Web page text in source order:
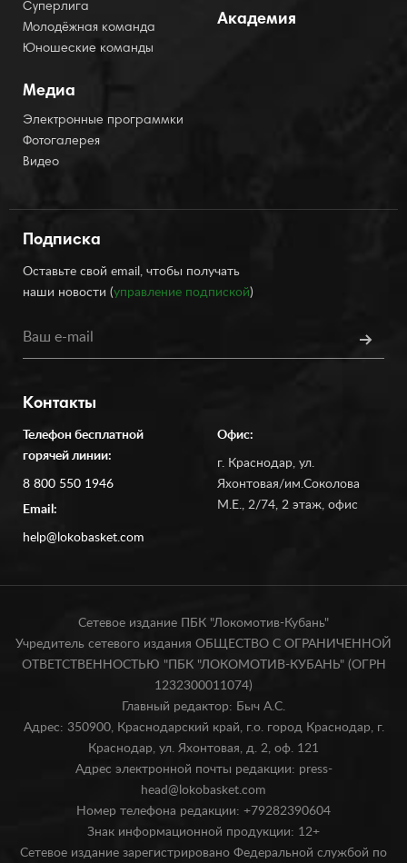
Суперлига
Молодёжная команда
Юношеские команды
Медиа
Электронные программки
Фотогалерея
Видео
Академия
Подписка
Оставьте свой email, чтобы получать
наши новости (управление подпиской)
Контакты
Телефон бесплатной
горячей линии:
8 800 550 1946
Email:
help@lokobasket.com
Офис:
г. Краснодар, ул.
Яхонтовая/им.Соколова
М.Е., 2/74, 2 этаж, офис
Сетевое издание ПБК "Локомотив-Кубань"
Учредитель сетевого издания ОБЩЕСТВО С ОГРАНИЧЕННОЙ
ОТВЕТСТВЕННОСТЬЮ "ПБК "ЛОКОМОТИВ-КУБАНЬ" (ОГРН
1232300011074)
Главный редактор: Быч А.С.
Адрес: 350900, Краснодарский край, г.о. город Краснодар, г.
Краснодар, ул. Яхонтовая, д. 2, оф. 121
Адрес электронной почты редакции: press-
head@lokobasket.com
Номер телефона редакции: +79282390604
Знак информационной продукции: 12+
Сетевое издание зарегистрировано Федеральной службой по